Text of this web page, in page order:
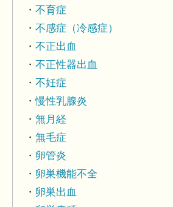
不育症
不感症（冷感症）
不正出血
不正性器出血
不妊症
慢性乳腺炎
無月経
無毛症
卵管炎
卵巣機能不全
卵巣出血